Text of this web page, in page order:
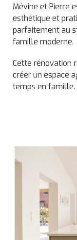
Mévine et Pierre
esthétique et
parfaitement au
famille moderne.
Cette rénovation
créer un espace
temps en famille.